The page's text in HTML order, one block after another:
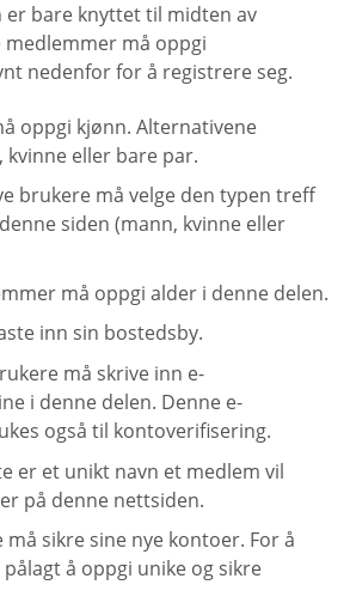
er bare knyttet til midten av
medlemmer må oppgi
nedenfor for å registrere seg.
oppgi kjønn. Alternativene
eller bare par.
brukere må velge den typen treff
siden (mann, kvinne eller
må oppgi alder i denne delen.
inn sin bostedsby.
må skrive inn e-
i denne delen. Denne e-
også til kontoverifisering.
er et unikt navn et medlem vil
på denne nettsiden.
sikre sine nye kontoer. For å
å oppgi unike og sikre